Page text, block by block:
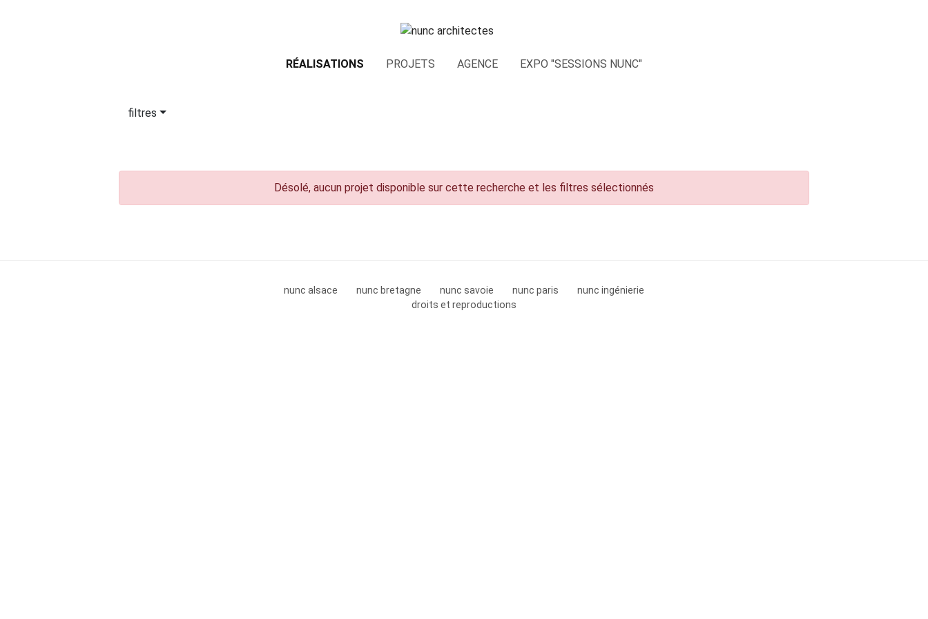
RÉALISATIONS PROJETS AGENCE EXPO "SESSIONS NUNC"
filtres
Désolé, aucun projet disponible sur cette recherche et les filtres sélectionnés
nunc alsace nunc bretagne nunc savoie nunc paris
nunc ingénierie
droits et reproductions